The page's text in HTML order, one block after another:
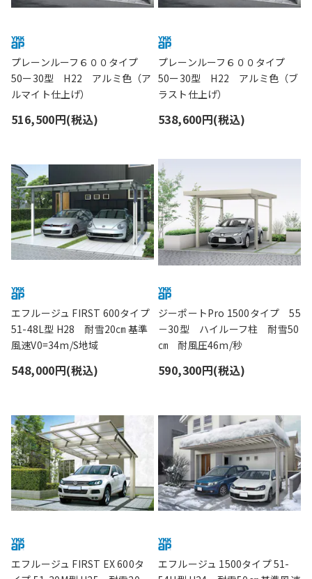
プレーンルーフ６００タイプ
50ー30型 H22 アルミ色（ア
ルマイト仕上げ）
516,500円(税込)
プレーンルーフ６００タイプ
50ー30型 H22 アルミ色（ブ
ラスト仕上げ）
538,600円(税込)
エフルージュ FIRST 600タイプ
51-48L型 H28 耐雪20㎝ 基準
風速V0=34m/S地域
548,000円(税込)
ジーポートPro 1500タイプ 55
－30型 ハイルーフ柱 耐雪50
㎝ 耐風圧46m/秒
590,300円(税込)
エフルージュ FIRST EX 600タ
エフルージュ 1500タイプ 51-